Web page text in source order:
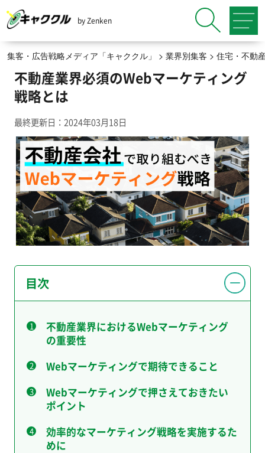
by Zenken
集客・広告戦略メディア「キャククル」 > 業界別集客 > 住宅・不動
不動産業界必須のWebマーケティング
戦略とは
最終更新日：2024年03月18日
目次
不動産業界におけるWebマーケティング
の重要性
Webマーケティングで期待できること
Webマーケティングで押さえておきたい
ポイント
効率的なマーケティング戦略を実施するた
めに